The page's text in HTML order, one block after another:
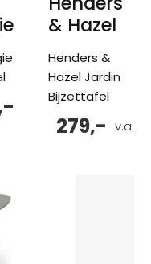
& Hazel
Henders &
Hazel Jardin
Bijzettafel
v.a.
279,-